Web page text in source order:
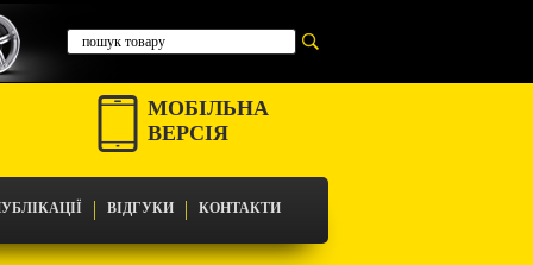
МОБІЛЬНА
ВЕРСІЯ
ВІДГУКИ КОНТАКТИ